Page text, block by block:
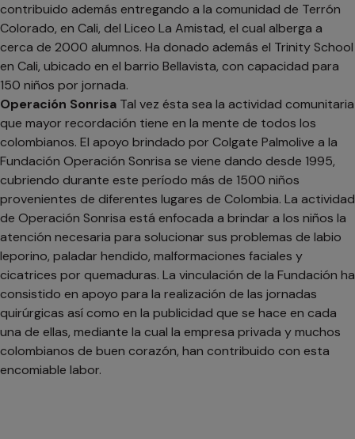
contribuido además entregando a la comunidad de Terrón
Colorado, en Cali, del Liceo La Amistad, el cual alberga a
cerca de 2000 alumnos. Ha donado además el Trinity School
en Cali, ubicado en el barrio Bellavista, con capacidad para
150 niños por jornada.
Operación Sonrisa Tal vez ésta sea la actividad comunitaria
que mayor recordación tiene en la mente de todos los
colombianos. El apoyo brindado por Colgate Palmolive a la
Fundación Operación Sonrisa se viene dando desde 1995,
cubriendo durante este período más de 1500 niños
provenientes de diferentes lugares de Colombia. La actividad
de Operación Sonrisa está enfocada a brindar a los niños la
atención necesaria para solucionar sus problemas de labio
leporino, paladar hendido, malformaciones faciales y
cicatrices por quemaduras. La vinculación de la Fundación ha
consistido en apoyo para la realización de las jornadas
quirúrgicas así como en la publicidad que se hace en cada
una de ellas, mediante la cual la empresa privada y muchos
colombianos de buen corazón, han contribuido con esta
encomiable labor.